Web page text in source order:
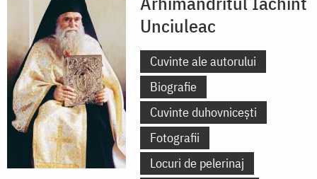
Unciuleac
Cuvinte ale autorului
Biografie
Cuvinte duhovnicești
Fotografii
Locuri de pelerinaj